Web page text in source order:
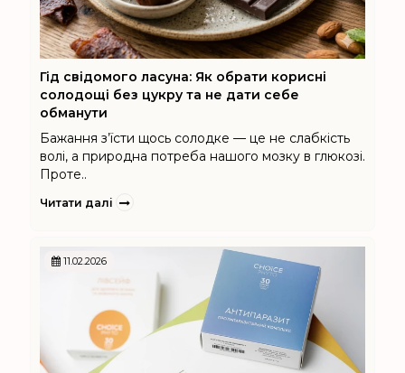
Гід свідомого ласуна: Як обрати корисні
солодощі без цукру та не дати себе
обманути
Бажання з’їсти щось солодке — це не слабкість
волі, а природна потреба нашого мозку в глюкозі.
Проте..
Читати далі
11.02.2026